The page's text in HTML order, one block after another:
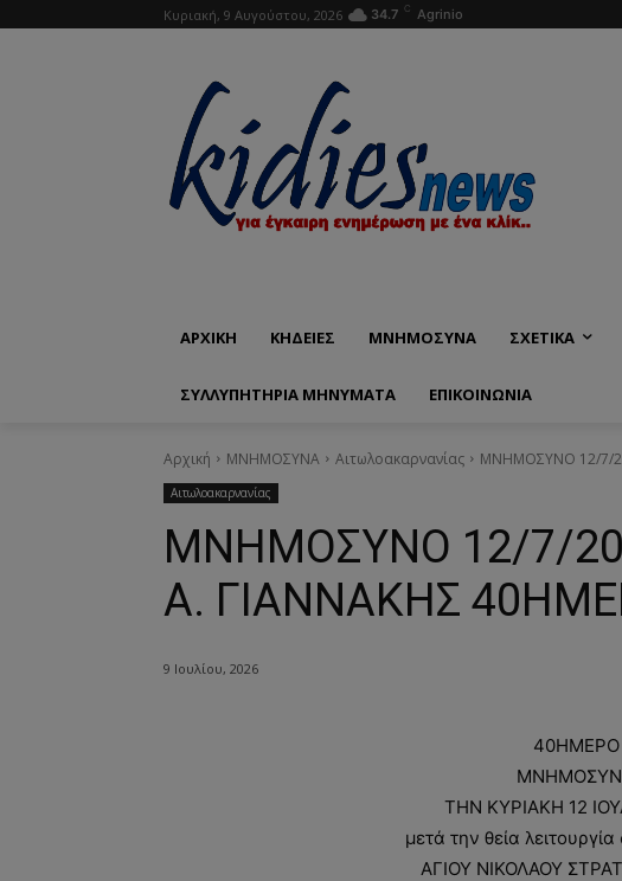
Κυριακή, 9 Αυγούστου, 2026 34.7 C Agrinio
ΑΡΧΙΚΗ ΚΗΔΕΙΕΣ ΜΝΗΜΟΣΥΝΑ ΣΧΕΤΙΚΑ
ΣΥΛΛΥΠΗΤΗΡΙΑ ΜΗΝΥΜΑΤΑ ΕΠΙΚΟΙΝΩΝΊΑ
Αρχική ΜΝΗΜΟΣΥΝΑ Αιτωλοακαρνανίας ΜΝΗΜΟΣΥΝΟ 12/7/
Αιτωλοακαρνανίας
ΜΝΗΜΟΣΥΝΟ 12/7/
Α. ΓΙΑΝΝΑΚΗΣ
9 Ιουλίου, 2026
40ΗΜΕΡΟ
ΤΗΝ ΚΥΡΙΑΚΗ 12
μετά την θεία
ΑΓΙΟΥ ΝΙΚΟΛΑΟΥ